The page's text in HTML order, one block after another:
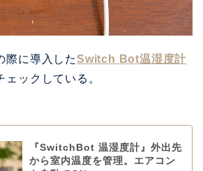
際に導入したSwitch Bot温湿度計
ックしている。
『SwitchBot 温湿度計』外出先
から室内温度を管理。エアコン